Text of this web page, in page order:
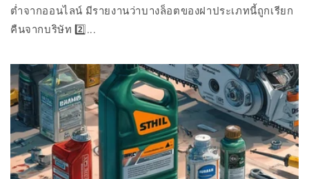
ต่ำจากออนไลน์ มีรายงานว่าบางล็อตของฝาประเภทนี้ถูกเรียก
คืนจากบริษัท 2️⃣...